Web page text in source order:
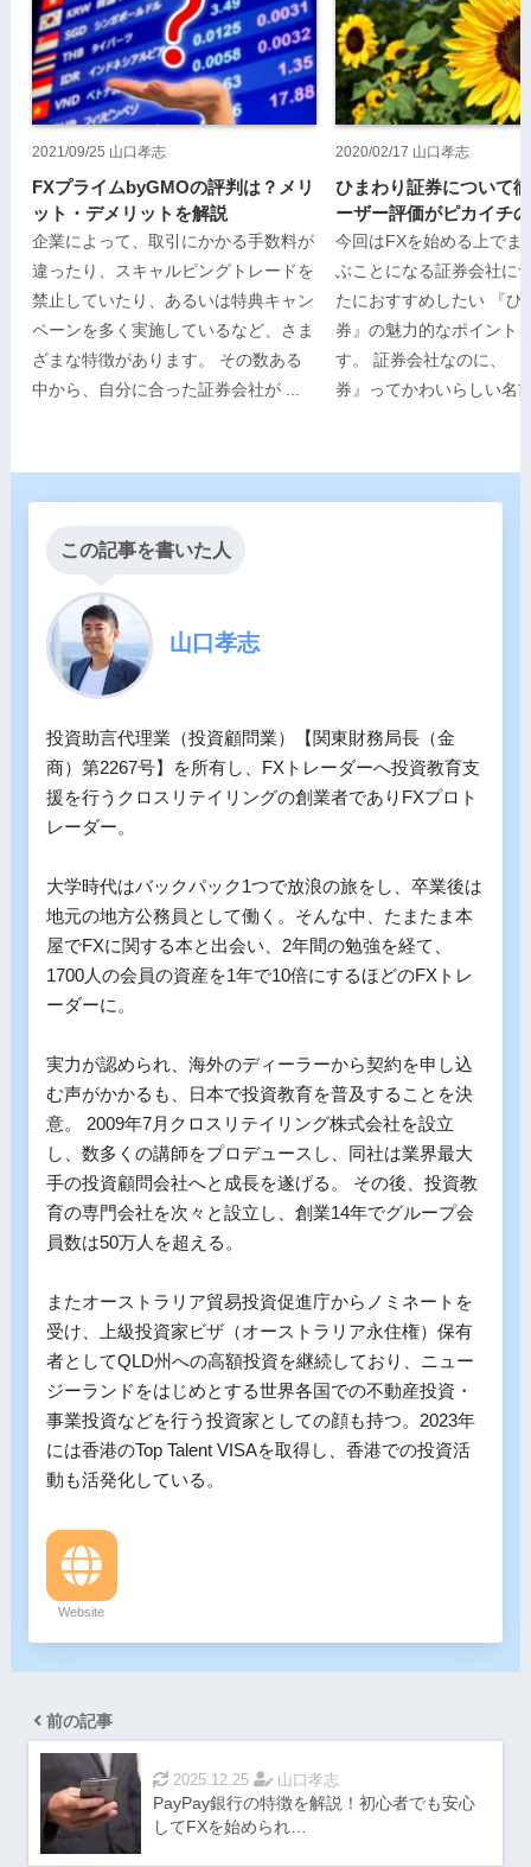
2021/09/25 山口孝志
FXプライムbyGMOの評判は？メリ
ット・デメリットを解説
企業によって、取引にかかる手数料が
違ったり、スキャルピングトレードを
禁止していたり、あるいは特典キャン
ペーンを多く実施しているなど、さま
ざまな特徴があります。 その数ある
中から、自分に合った証券会社が ...
2020/02/17 山口孝志
ひまわり証券について
ーザー評価がピカイチ
今回はFXを始める上でま
ぶことになる証券会社に
たにおすすめしたい 『ひ
券』の魅力的なポイント
す。 証券会社なのに、
券』ってかわいらしい名
この記事を書いた人
山口孝志
投資助言代理業（投資顧問業）【関東財務局長（金
商）第2267号】を所有し、FXトレーダーへ投資教育支
援を行うクロスリテイリングの創業者でありFXプロト
レーダー。
大学時代はバックパック1つで放浪の旅をし、卒業後は
地元の地方公務員として働く。そんな中、たまたま本
屋でFXに関する本と出会い、2年間の勉強を経て、
1700人の会員の資産を1年で10倍にするほどのFXトレ
ーダーに。
実力が認められ、海外のディーラーから契約を申し込
む声がかかるも、日本で投資教育を普及することを決
意。 2009年7月クロスリテイリング株式会社を設立
し、数多くの講師をプロデュースし、同社は業界最大
手の投資顧問会社へと成長を遂げる。 その後、投資教
育の専門会社を次々と設立し、創業14年でグループ会
員数は50万人を超える。
またオーストラリア貿易投資促進庁からノミネートを
受け、上級投資家ビザ（オーストラリア永住権）保有
者としてQLD州への高額投資を継続しており、ニュー
ジーランドをはじめとする世界各国での不動産投資・
事業投資などを行う投資家としての顔も持つ。2023年
には香港のTop Talent VISAを取得し、香港での投資活
動も活発化している。
Website
前の記事
2025.12.25 山口孝志
PayPay銀行の特徴を解説！初心者でも安心
してFXを始められ…